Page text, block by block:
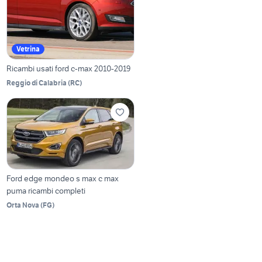
Vetrina
Ricambi usati ford c-max 2010-2019
Reggio di Calabria (RC)
Ford edge mondeo s max c max
puma ricambi completi
Orta Nova (FG)